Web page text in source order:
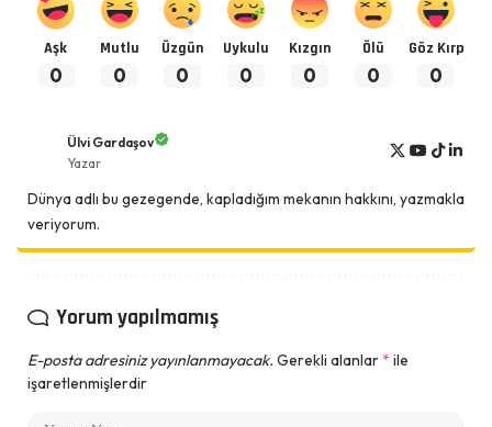
Aşk
0
Mutlu
0
Üzgün
0
Uykulu
0
Kızgın
0
Ölü
0
Göz Kırp
0
Ülvi Gardaşov
Yazar
Dünya adlı bu gezegende, kapladığım mekanın hakkını, yazmakla
veriyorum.
Yorum yapılmamış
E-posta adresiniz yayınlanmayacak. Gerekli alanlar* ile
işaretlenmişlerdir